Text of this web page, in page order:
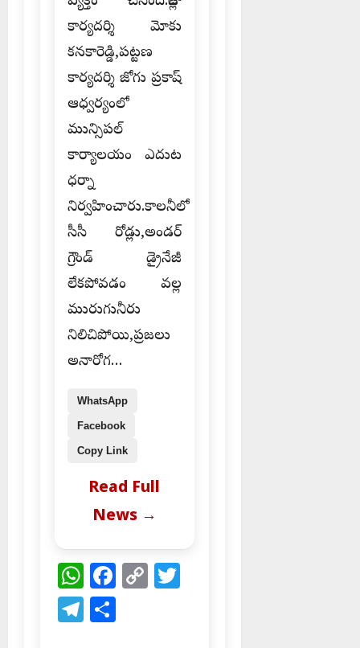
కార్యదర్శి మోకు
కనకారెడ్డి,పట్టణ
కార్యదర్శి జోగు ప్రకాష్
ఆధ్వర్యంలో
మున్సిపల్
కార్యాలయం ఎదుట
ధర్నా
నిర్వహించారు.కాలనీలో
సీసీ రోడ్లు,అండర్
గ్రౌండ్ డ్రైనేజీ
లేకపోవడం వల్ల
మురుగునీరు
నిలిచిపోయి,ప్రజలు
అనారోగ…
WhatsApp
Facebook
Copy Link
Read Full
News →
WhatsApp
Facebook
Copy
Telegram